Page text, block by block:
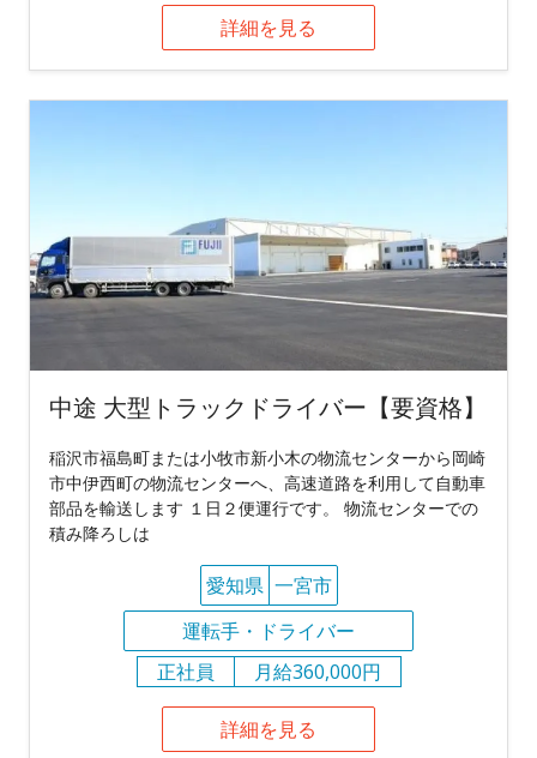
詳細を見る
中途 大型トラックドライバー【要資格】
稲沢市福島町または小牧市新小木の物流センターから岡崎
市中伊西町の物流センターへ、高速道路を利用して自動車
部品を輸送します １日２便運行です。 物流センターでの
積み降ろしは
愛知県 一宮市
運転手・ドライバー
正社員
月給360,000円
詳細を見る